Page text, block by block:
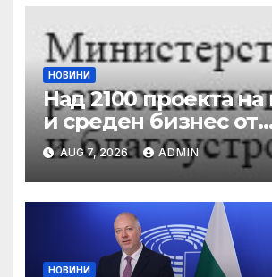
НОВИНИ
Над 2100 проекта
и среден бизнес от
въглищните
състезават за 250
Програма
регионите“ 2021-
AUG 7, 2026 ADMIN
НОВИНИ